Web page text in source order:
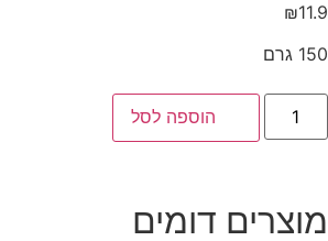
₪
גרם
הוספה לסל
דומים